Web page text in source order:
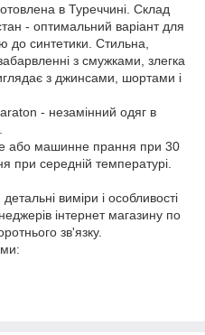
в Туреччині. Склад
- оптимальний варіант для
до синтетики. Стильна,
з смужками, злегка
з джинсами, шортами і
- незамінний одяг в
або машинне прання при 30
при середній температурі.
виміри і особливості
інтернет магазину по
зв'язку.